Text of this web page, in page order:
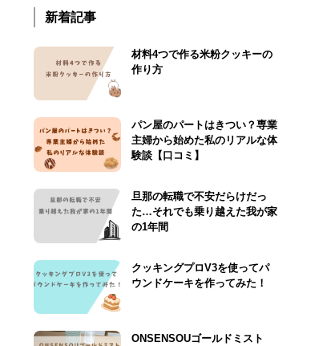
新着記事
材料4つで作る米粉クッキーの
作り方
パン屋のパートはきつい？専業
主婦から始めた私のリアルな体
験談【口コミ】
旦那の転職で不安だらけだっ
た…それでも乗り越えた我が家
の1年間
クッキングプロV3を使ってパ
ウンドケーキを作ってみた！
ONSENSOUゴールドミスト